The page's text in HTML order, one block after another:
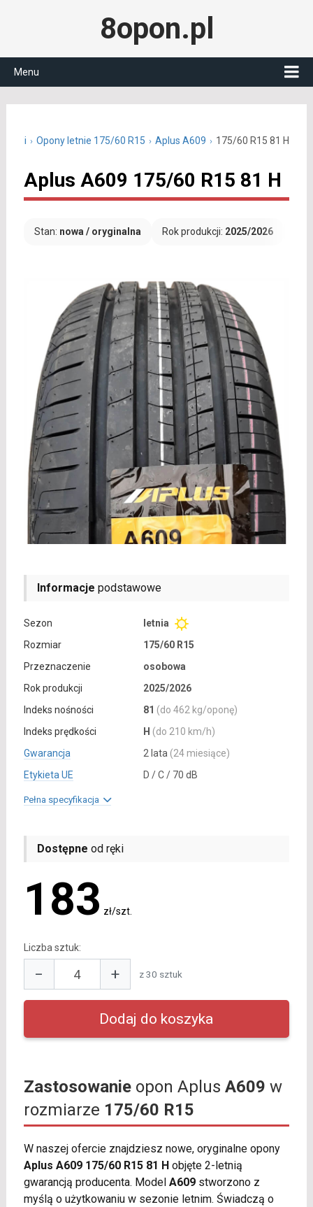
8opon.pl
Menu
cali Opony letnie 175/60 R15 Aplus A609 175/60 R15 81 H
Aplus A609 175/60 R15 81 H
Stan: nowa / oryginalna Rok produkcji: 2025/2026
Informacje podstawowe
Sezon
letnia
Rozmiar
175/60 R15
Przeznaczenie
osobowa
Rok produkcji
2025/2026
Indeks nośności
81 (do 462 kg/oponę)
Indeks prędkości
H (do 210 km/h)
Gwarancja
2 lata (24 miesiące)
Etykieta UE
D / C / 70 dB
Pełna specyfikacja
Dostępne od ręki
183 zł/szt.
Liczba sztuk:
− + z 30 sztuk
Zastosowanieopon Aplus A609 w
rozmiarze 175/60 R15
W naszej ofercie znajdziesz nowe, oryginalne opony
Aplus A609 175/60 R15 81 Hobjęte 2-letnią
gwarancją producenta. Model A609stworzono z
myślą o użytkowaniu w sezonie letnim. Świadczą o